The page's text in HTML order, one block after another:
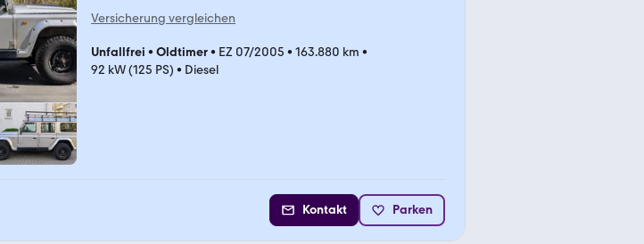
Versicherung vergleichen
Unfallfrei • Oldtimer• EZ 07/2005 • 163.880 km •
92 kW (125 PS) • Diesel
Kontakt Parken